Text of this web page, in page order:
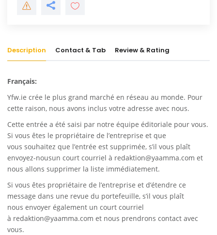
Description Contact & Tab Review & Rating
Français:
Yfw.ie crée le plus grand marché en réseau au monde. Pour
cette raison, nous avons inclus votre adresse avec nous.
Cette entrée a été saisi par notre équipe éditoriale pour vous.
Si vous êtes le propriétaire de l’entreprise et que
vous souhaitez que l’entrée est supprimée, s’il vous plaît
envoyez-nousun court courriel à redaktion@yaamma.com et
nous allons supprimer la liste immédiatement.
Si vous êtes propriétaire de l’entreprise et d’étendre ce
message dans une revue du portefeuille, s’il vous plaît
nous envoyer également un court courriel
à redaktion@yaamma.com et nous prendrons contact avec
vous.